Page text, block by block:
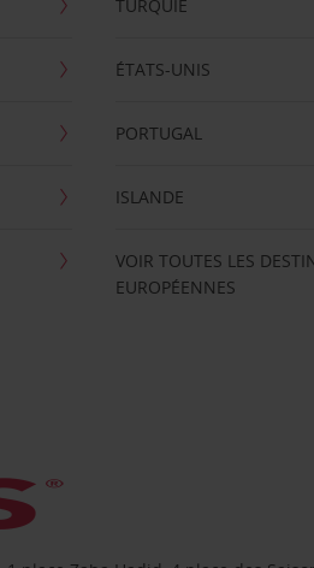
TURQUIE
ÉTATS-UNIS
PORTUGAL
ISLANDE
VOIR TOUTES LES
EUROPÉENNES